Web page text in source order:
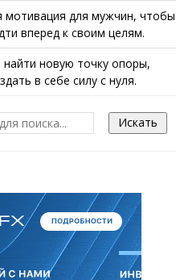
мотивация для мужчин, чтобы
вперед к своим целям.
найти новую точку опоры,
в себе силу с нуля.